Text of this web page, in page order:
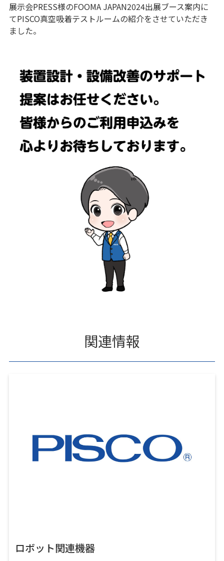
展示会PRESS様のFOOMA JAPAN2024出展ブース案内に
てPISCO真空吸着テストルームの紹介をさせていただき
ました。
関連情報
ロボット関連機器